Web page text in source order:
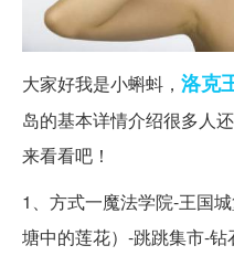
大家好我是小蝌蚪， 洛克
岛的基本详情介绍很多人
来看看吧！
1、方式一魔法学院-王国
塘中的莲花）-跳跳集市-